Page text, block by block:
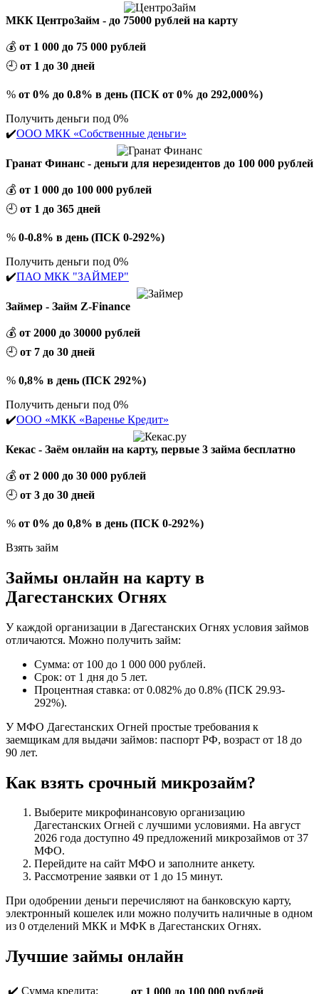
МКК ЦентроЗайм - до 75000 рублей на карту
💰 от 1 000 до 75 000 рублей
🕘 от 1 до 30 дней
% от 0% до 0.8% в день (ПСК от 0% до 292,000%)
Получить деньги под 0%
✔️ООО МКК «Собственные деньги»
Гранат Финанс - деньги для нерезидентов до 100 000 рублей
💰 от 1 000 до 100 000 рублей
🕘 от 1 до 365 дней
% 0-0.8% в день (ПСК 0-292%)
Получить деньги под 0%
✔️ПАО МКК "ЗАЙМЕР"
Займер - Займ Z-Finance
💰 от 2000 до 30000 рублей
🕘 от 7 до 30 дней
% 0,8% в день (ПСК 292%)
Получить деньги под 0%
✔️ООО «МКК «Варенье Кредит»
Кекас - Заём онлайн на карту, первые 3 займа бесплатно
💰 от 2 000 до 30 000 рублей
🕘 от 3 до 30 дней
% от 0% до 0,8% в день (ПСК 0-292%)
Взять займ
Займы онлайн на карту в
Дагестанских Огнях
У каждой организации в Дагестанских Огнях условия займов
отличаются. Можно получить займ:
Сумма: от 100 до 1 000 000 рублей.
Срок: от 1 дня до 5 лет.
Процентная ставка: от 0.082% до 0.8% (ПСК 29.93-
292%).
У МФО Дагестанских Огней простые требования к
заемщикам для выдачи займов: паспорт РФ, возраст от 18 до
90 лет.
Как взять срочный микрозайм?
Выберите микрофинансовую организацию
Дагестанских Огней с лучшими условиями. На август
2026 года доступно 49 предложений микрозаймов от 37
МФО.
Перейдите на сайт МФО и заполните анкету.
Рассмотрение заявки от 1 до 15 минут.
При одобрении деньги перечисляют на банковскую карту,
электронный кошелек или можно получить наличные в одном
из 0 отделений МКК и МФК в Дагестанских Огнях.
Лучшие займы онлайн
✔️ Сумма кредита: